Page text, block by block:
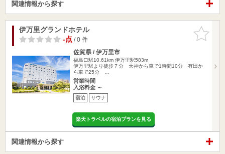
関連情報から探す
お気に入
りに追加
伊万里グランドホテル
-点/ 0 件
佐賀県 / 伊万里市
福島口駅10.61km 伊万里駅583m
伊万里駅より徒歩７分 天神から車で1時間10分 有田か
ら車で25分 …
営業時間
入浴料金 ～
宿泊 サウナ
楽天トラベルの宿泊プランを見る
関連情報から探す